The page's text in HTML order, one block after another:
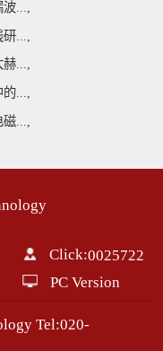
波...,
...,
赫...,
...,
...,
Click:0025722
PC Version
Tel:020-